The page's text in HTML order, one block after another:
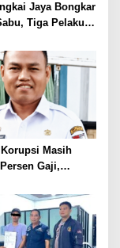
Jaya Bongkar
Tiga Pelaku
Masih
Gaji,
BKN